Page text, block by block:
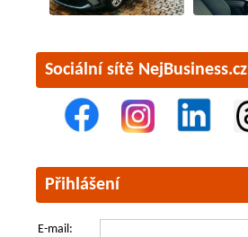
Sociální sítě NejBusiness.cz
Přihlášení
E-mail: